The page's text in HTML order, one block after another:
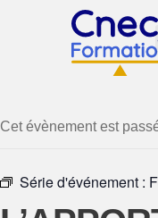
Cet évènement est
Série d'événement :